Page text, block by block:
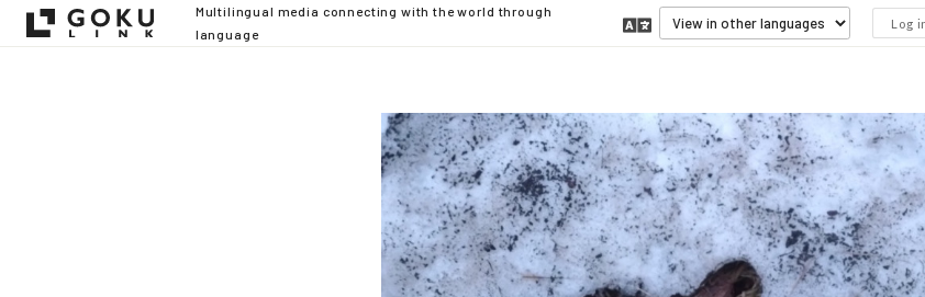
Multilingual media connecting with the world through
language
Log